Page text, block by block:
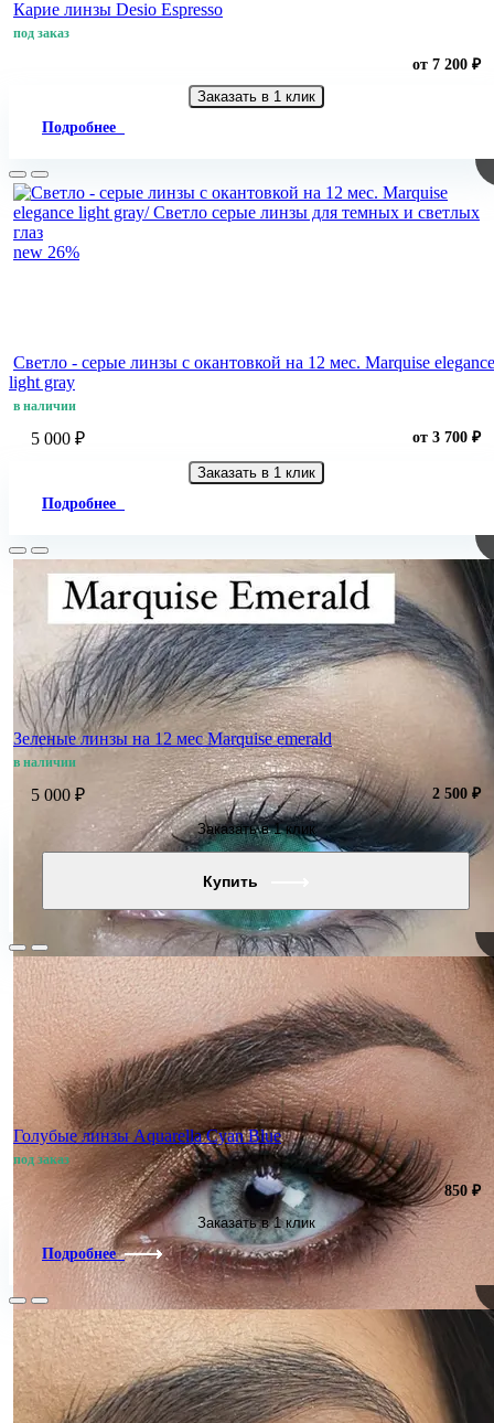
Карие линзы Desio Espresso
под заказ
от 7 200 ₽
Заказать в 1 клик
Подробнее
new 26%
Светло - cерые линзы c окантовкой на 12 мес. Marquise elegance
light gray
в наличии
5 000 ₽ от 3 700 ₽
Заказать в 1 клик
Подробнее
new 50%
Зеленые линзы на 12 мес Marquise emerald
в наличии
5 000 ₽ 2 500 ₽
Заказать в 1 клик
Под заказПредзаказ
Голубые линзы Aquarella Cyan Blue
под заказ
850 ₽
Заказать в 1 клик
Подробнее